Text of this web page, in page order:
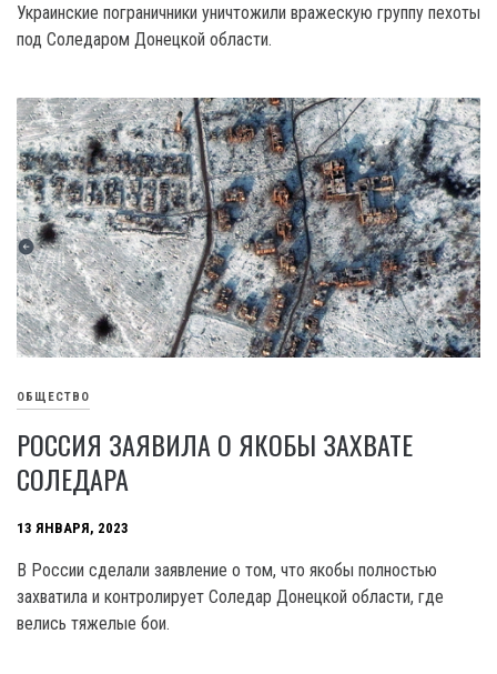
Украинские пограничники уничтожили вражескую группу пехоты
под Соледаром Донецкой области.
ОБЩЕСТВО
РОССИЯ ЗАЯВИЛА О ЯКОБЫ ЗАХВАТЕ
СОЛЕДАРА
13 ЯНВАРЯ, 2023
В России сделали заявление о том, что якобы полностью
захватила и контролирует Соледар Донецкой области, где
велись тяжелые бои.